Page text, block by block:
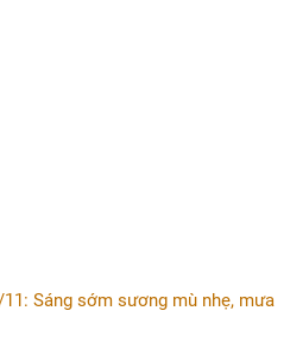
Sáng sớm sương mù nhẹ, mưa